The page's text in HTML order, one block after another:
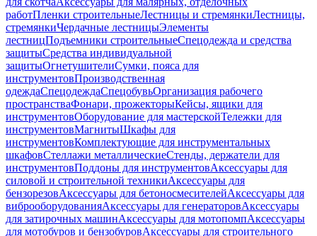
работПленки строительныеЛестницы и стремянкиЛестницы,
стремянкиЧердачные лестницыЭлементы
лестницПодъемники строительныеСпецодежда и средства
защитыСредства индивидуальной
защитыОгнетушителиСумки, пояса для
инструментовПроизводственная
одеждаСпецодеждаСпецобувьОрганизация рабочего
пространстваФонари, прожекторыКейсы, ящики для
инструментовОборудование для мастерскойТележки для
инструментовМагнитыШкафы для
инструментовКомплектующие для инструментальных
шкафовСтеллажи металлическиеСтенды, держатели для
инструментовПоддоны для инструментовАксессуары для
силовой и строительной техникиАксессуары для
бензорезовАксессуары для бетоносмесителейАксессуары для
виброоборудованияАксессуары для генераторовАксессуары
для затирочных машинАксессуары для мотопомпАксессуары
для мотобуров и бензобуровАксессуары для строительного